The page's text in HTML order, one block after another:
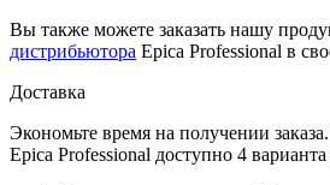
Вы также можете заказать нашу
дистрибьютора Epica Professional в
Доставка
Экономьте время на получении
Epica Professional доступно 4 варианта